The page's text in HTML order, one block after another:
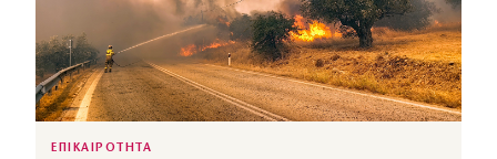
ΕΠΙΚΑΙΡΟΤΗΤΑ